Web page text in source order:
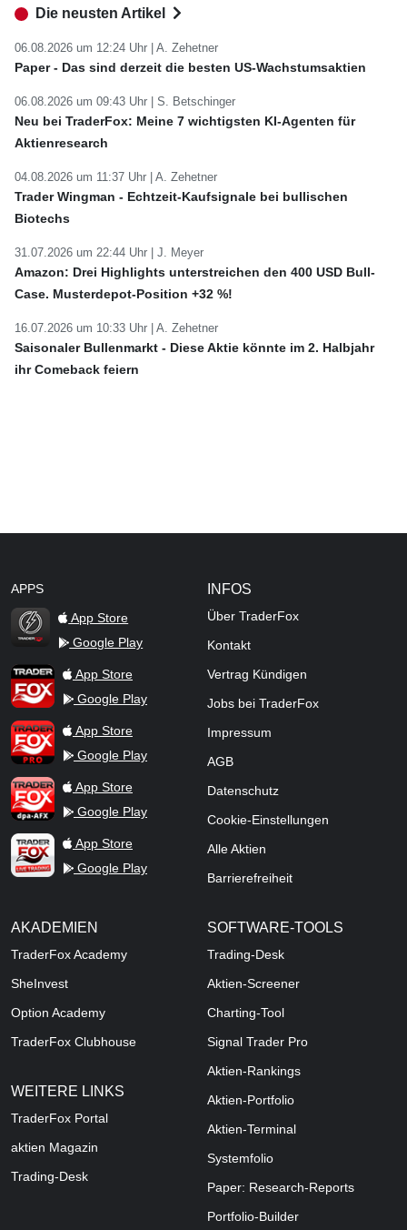
Die neusten Artikel
06.08.2026 um 12:24 Uhr | A. Zehetner
Paper - Das sind derzeit die besten US-Wachstumsaktien
06.08.2026 um 09:43 Uhr | S. Betschinger
Neu bei TraderFox: Meine 7 wichtigsten KI-Agenten für
Aktienresearch
04.08.2026 um 11:37 Uhr | A. Zehetner
Trader Wingman - Echtzeit-Kaufsignale bei bullischen
Biotechs
31.07.2026 um 22:44 Uhr | J. Meyer
Amazon: Drei Highlights unterstreichen den 400 USD Bull-
Case. Musterdepot-Position +32 %!
16.07.2026 um 10:33 Uhr | A. Zehetner
Saisonaler Bullenmarkt - Diese Aktie könnte im 2. Halbjahr
ihr Comeback feiern
APPS
TraderFox Flash
App Store
Google Play
TraderFox AppApp Store
Google Play
TraderFox ProApp Store
Google Play
TraderFox dpa-AFX ProFeed
App Store
Google Play
TraderFox Live Trading
App Store
Google Play
INFOS
Über TraderFox
Kontakt
Vertrag Kündigen
Jobs bei TraderFox
Impressum
AGB
Datenschutz
Cookie-Einstellungen
Alle Aktien
Barrierefreiheit
AKADEMIEN
TraderFox Academy
SheInvest
Option Academy
TraderFox Clubhouse
WEITERE LINKS
TraderFox Portal
aktien Magazin
Trading-Desk
SOFTWARE-TOOLS
Trading-Desk
Aktien-Screener
Charting-Tool
Signal Trader Pro
Aktien-Rankings
Aktien-Portfolio
Aktien-Terminal
Systemfolio
Paper: Research-Reports
Portfolio-Builder